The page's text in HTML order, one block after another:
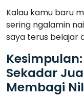
Kalau kamu baru
sering ngalamin
saya terus belajar
Sekadar
Membagi